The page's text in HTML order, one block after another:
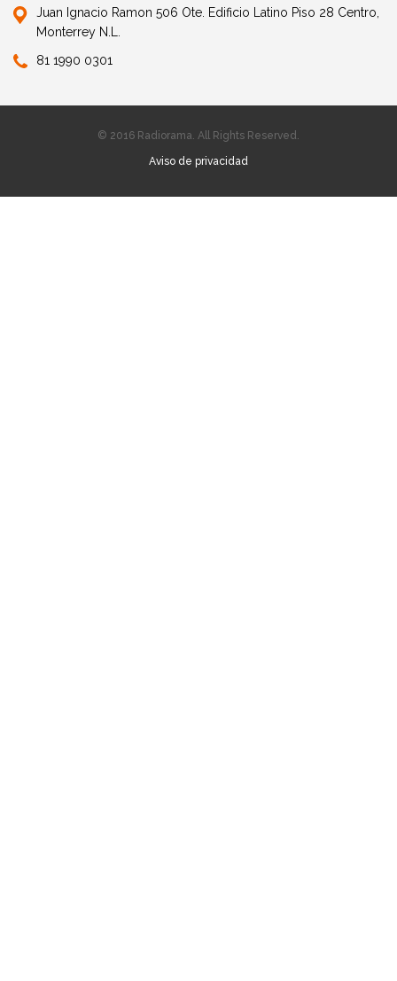
Juan Ignacio Ramon 506 Ote. Edificio Latino Piso 28 Centro,
Monterrey N.L.
81 1990 0301
© 2016 Radiorama. All Rights Reserved.
Aviso de privacidad